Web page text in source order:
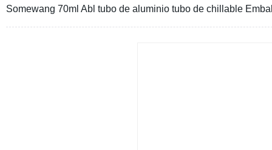
Somewang 70ml Abl tubo de aluminio tubo de chillable